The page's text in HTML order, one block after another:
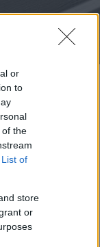
or
to
of the
List of
store
or